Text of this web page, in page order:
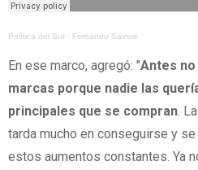
Política del Sur · Fernando Savore
En ese marco, agregó: "Antes
marcas porque nadie las
principales que se compran .
tarda mucho en conseguirse y
estos aumentos constantes. Ya